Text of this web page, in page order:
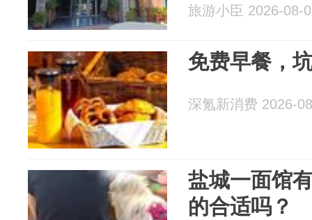
旅游小臣 2026-08-
免费早餐，
深氪新消费 2026-
盐城一面馆
的合适吗？